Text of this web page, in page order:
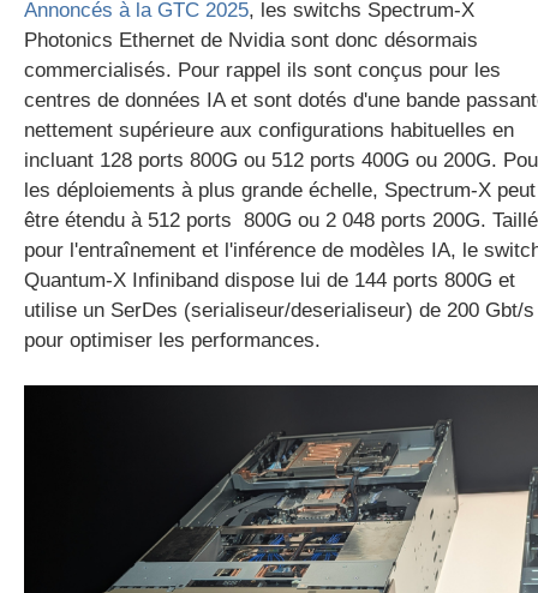
Annoncés à la GTC 2025, les switchs Spectrum-X
Photonics Ethernet de Nvidia sont donc désormais
commercialisés. Pour rappel ils sont conçus pour les
centres de données IA et sont dotés d'une bande
nettement supérieure aux configurations habituelles en
incluant 128 ports 800G ou 512 ports 400G ou 200G.
les déploiements à plus grande échelle, Spectrum-X peut
être étendu à 512 ports 800G ou 2 048 ports 200G. Taillé
pour l'entraînement et l'inférence de modèles IA, le
Quantum-X Infiniband dispose lui de 144 ports 800G et
utilise un SerDes (serialiseur/deserialiseur) de 200 Gbt/s
pour optimiser les performances.